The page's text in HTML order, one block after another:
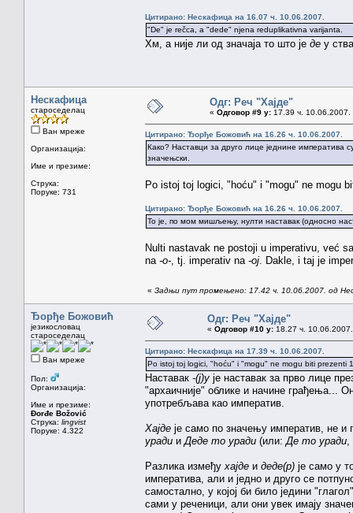
Цитирано: Нескафица на 16.07 ч. 10.06.2007.
"De" je rečca, a "dede" njena reduplikativna varijanta.
Хм, а није ли од значаја то што је де у
Нескафица
староседелац
Ван мреже
Организација:
Име и презиме:
Струка:
Поруке: 731
Одг: Реч "Хајде"
« Одговор #9 у: 17.39 ч. 10.06.2007.
Цитирано: Ђорђе Божовић на 16.26 ч. 10.06.2007.
Како? Наставци за друго лице једнине императива
значењски.
Po istoj toj logici, "hoću" i "mogu" ne mogu
Цитирано: Ђорђе Божовић на 16.26 ч. 10.06.2007.
То је, по мом мишљењу, нулти наставак (односно
Nulti nastavak ne postoji u imperativu, već
na -o- , tj. imperativ na -oj . Dakle, i taj je
« Задњи пут промењено: 17.42 ч. 10.06.2007. од
Ђорђе Божовић
језикословац
староседелац
Ван мреже
Пол:
Организација:
Име и презиме:
Đorđe Božović
Струка: lingvist
Поруке: 4.322
Одг: Реч "Хајде"
« Одговор #10 у: 18.27 ч.
Цитирано: Нескафица на 17.39 ч. 10.06.2007.
Po istoj toj logici, "hoću" i "mogu" ne mogu biti prezenti
Наставак -(ј)у је наставак за прво лице
"архаичније" облике и начине грађења...
употребљава као императив.
Хајде је само по значењу императив, не и
уради и Деде то уради (или: Де то уради
Разлика између хајде и деде(р) је само у
императива, али и једно и друго се
самостално, у којој би било једини
сами у реченици, али они увек имају